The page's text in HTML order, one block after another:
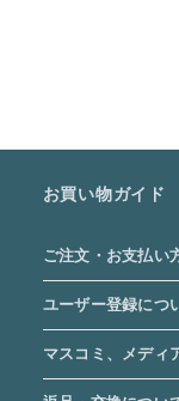
お買い物ガイド
ご注文・お支払い
ユーザー登録につ
マスコミ、メディ